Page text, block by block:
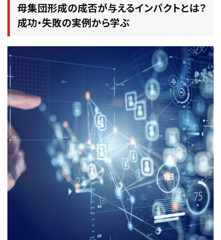
母集団形成の成否が与えるインパクトとは？
成功・失敗の実例から学ぶ